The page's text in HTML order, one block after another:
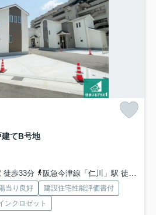
てB号地
徒歩33分
阪急今津線「仁川」駅 徒歩35分
当り良好
建設住宅性能評価書付
ンクロゼット